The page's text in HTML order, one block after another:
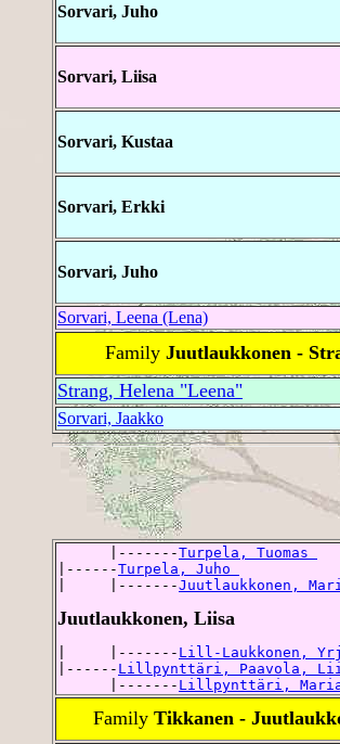
Sorvari, Juho
Sorvari, Liisa
Sorvari, Kustaa
Sorvari, Erkki
Sorvari, Juho
Sorvari, Leena (Lena)
Family Juutlaukkonen -
Strang, Helena "Leena"
Sorvari, Jaakko
      |-------
Turpela, Tuomas
|------Turpela, Juho
|     |-------Juutlaukkonen,
Juutlaukkonen, Liisa
|     |------- Lill-Laukkonen,
|------ Lillpynttäri, Paavola,
      |-------
Lillpynttäri,
Family Tikkanen -